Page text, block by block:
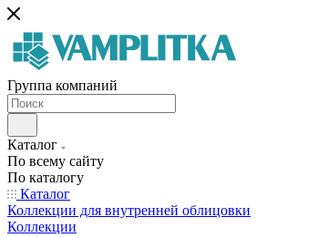
Группа компаний
Каталог
По всему сайту
По каталогу
Каталог
Коллекции для внутренней облицовки
Коллекции